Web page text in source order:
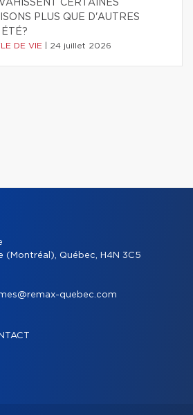
CERTAINES
PLUS QUE D'AUTRES
ÉTÉ?
DE VIE 24 juillet 2026
(Montréal), Québec, H4N 3C5
quebec.com